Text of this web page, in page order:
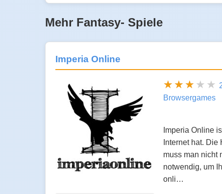
Mehr Fantasy- Spiele
Imperia Online
Browsergames
Imperia Online
Internet hat.
muss man nicht
notwendig, um
onli…